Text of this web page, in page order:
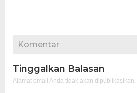
Komentar
Tinggalkan Balasan
Alamat email Anda tidak akan dipublikasikan.